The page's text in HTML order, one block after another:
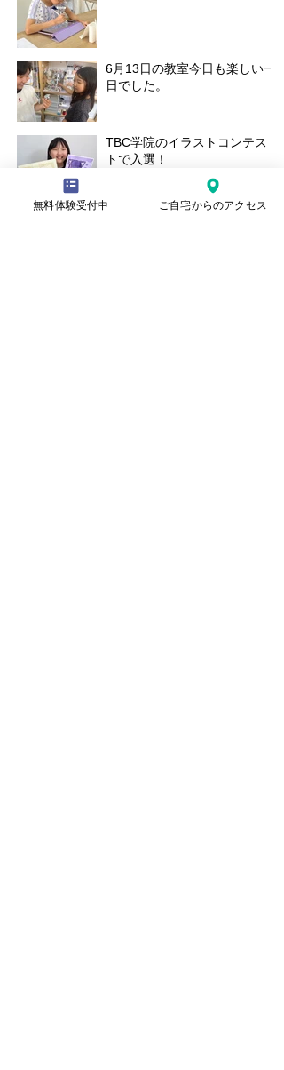
6月13日の教室今日も楽しい一
日でした。
TBC学院のイラストコンテス
トで入選！
無料体験受付中 ご自宅からのアクセス